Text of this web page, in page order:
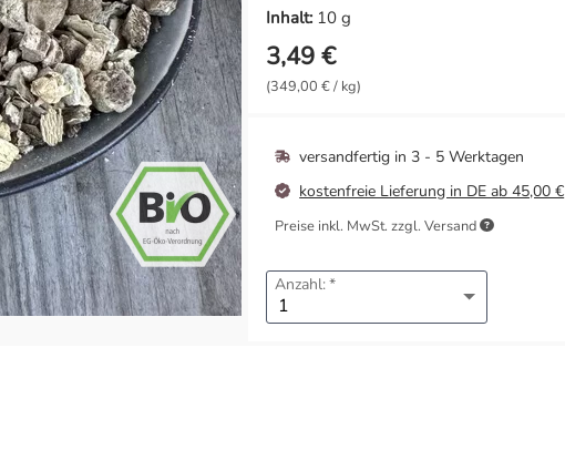
Inhalt: 10 g
3,49 €
(349,00 € / kg)
versandfertig in3 - 5 Werktagen
kostenfreie Lieferung in DE ab 45,00 €
Preise inkl. MwSt. zzgl. Versand
Anzahl: